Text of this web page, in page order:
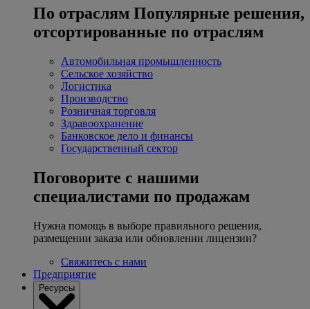
По отраслям Популярные решения,
отсортированные по отраслям
Автомобильная промышленность
Сельское хозяйство
Логистика
Производство
Розничная торговля
Здравоохранение
Банковское дело и финансы
Государственный сектор
Поговорите с нашими
специалистами по продажам
Нужна помощь в выборе правильного решения,
размещении заказа или обновлении лицензии?
Свяжитесь с нами
Предприятие
Ресурсы